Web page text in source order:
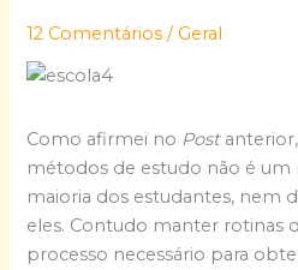
12 Comentários / Geral
Como afirmei no Post
métodos de estudo não é um
maioria dos estudantes, nem
eles. Contudo manter rotinas
processo necessário para